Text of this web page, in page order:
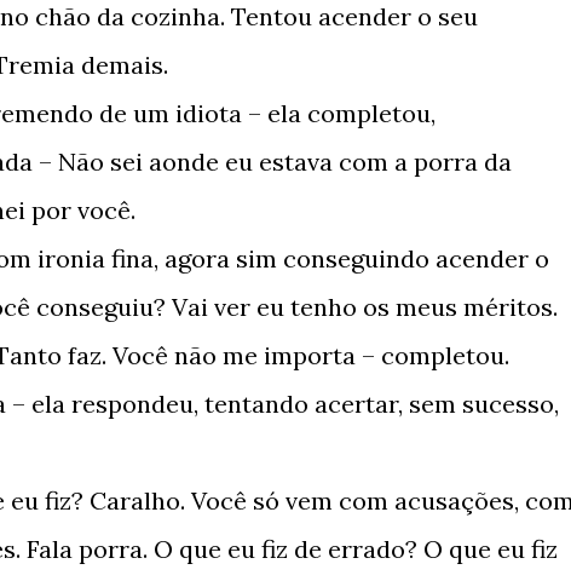
chão da cozinha. Tentou acender o seu
demais.
de um idiota – ela completou,
– Não sei aonde eu estava com a porra da
por você.
ironia fina, agora sim conseguindo acender o
conseguiu? Vai ver eu tenho os meus méritos.
faz. Você não me importa – completou.
ela respondeu, tentando acertar, sem sucesso,
fiz? Caralho. Você só vem com acusações,
Fala porra. O que eu fiz de errado? O que eu fiz